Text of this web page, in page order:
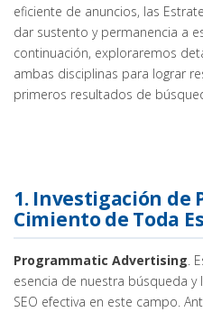
eficiente de anuncios, las
dar sustento y permanencia a
continuación, exploraremos
ambas disciplinas para lograr
primeros resultados de
1. Investigación de
Cimiento de Toda
Programmatic Advertising .
esencia de nuestra búsqueda
SEO efectiva en este campo.